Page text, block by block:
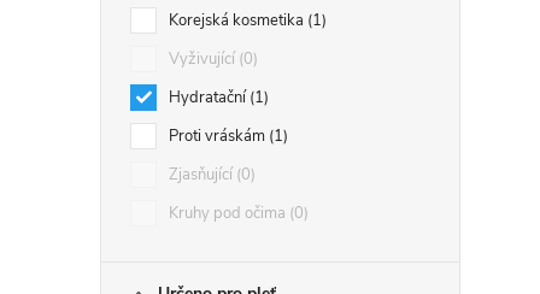
Korejská kosmetika 1
Vyživující 0
Hydratační 1
Proti vráskám 1
Zjasňující 0
Kruhy pod očima 0